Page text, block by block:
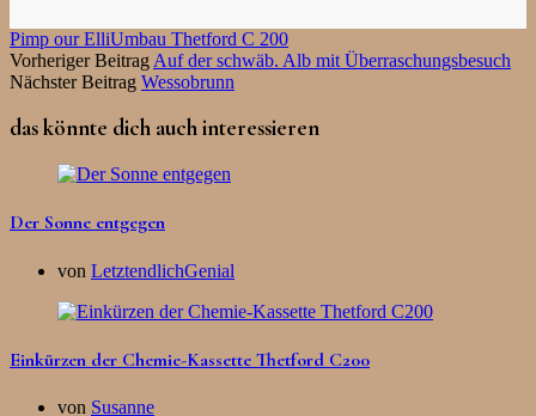
Pimp our ElliUmbau Thetford C 200
Vorheriger Beitrag Auf der schwäb. Alb mit Überraschungsbesuch
Nächster Beitrag Wessobrunn
das könnte dich auch interessieren
Der Sonne entgegen
von LetztendlichGenial
Einkürzen der Chemie-Kassette Thetford C200
von Susanne